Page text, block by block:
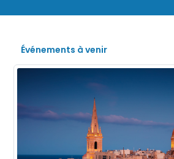
Événements à venir